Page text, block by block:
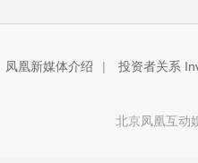
凤凰新媒体介绍 | 投资者关系
北京凤凰互动